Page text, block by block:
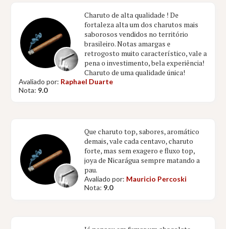
Charuto de alta qualidade ! De
fortaleza alta um dos charutos mais
saborosos vendidos no território
brasileiro. Notas amargas e
retrogosto muito característico, vale a
pena o investimento, bela experiência!
Charuto de uma qualidade única!
Avaliado por: Raphael Duarte
Nota: 9.0
Que charuto top, sabores, aromático
demais, vale cada centavo, charuto
forte, mas sem exagero e fluxo top,
joya de Nicarágua sempre matando a
pau.
Avaliado por: Mauricio Percoski
Nota: 9.0